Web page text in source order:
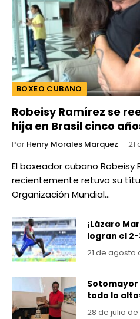
BOXEO CUBANO
Robeisy Ramírez se
hija en Brasil cinco
Por Henry Morales Marquez 21
El boxeador cubano Robeisy
recientemente retuvo su
Organización Mundial…
¡Lázaro
logran el
21 de agosto
Sotomayor
todo lo
28 de julio de